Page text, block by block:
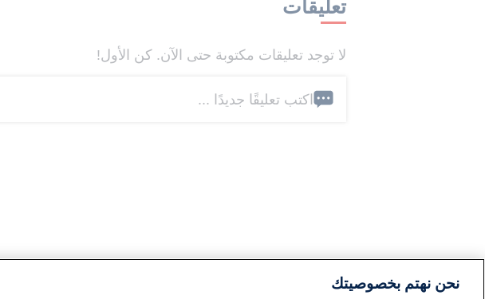
تعليقات
لا توجد تعليقات مكتوبة حتى الآن. كن الأول!
اكتب تعليقًا جديدًا ...
نحن نهتم بخصوصيتك